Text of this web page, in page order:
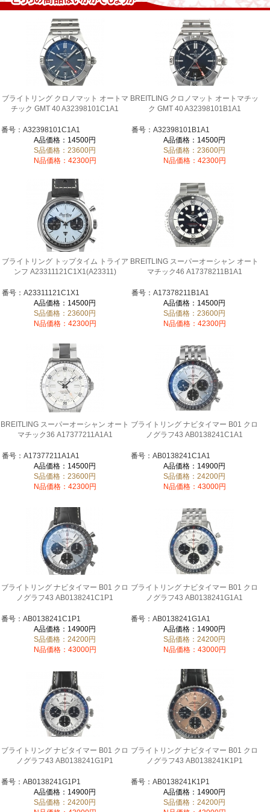
ブライトリング クロノマット オートマ
チック GMT 40 A32398101C1A1
番号：A32398101C1A1
A品価格：14500円
S品価格：23600円
N品価格：42300円
BREITLING クロノマット オートマチッ
ク GMT 40 A32398101B1A1
番号：A32398101B1A1
A品価格：14500円
S品価格：23600円
N品価格：42300円
ブライトリング トップタイム トライア
ンフ A23311121C1X1(A23311)
番号：A23311121C1X1
A品価格：14500円
S品価格：23600円
N品価格：42300円
BREITLING スーパーオーシャン オート
マチック46 A17378211B1A1
番号：A17378211B1A1
A品価格：14500円
S品価格：23600円
N品価格：42300円
BREITLING スーパーオーシャン オート
マチック36 A17377211A1A1
番号：A17377211A1A1
A品価格：14500円
S品価格：23600円
N品価格：42300円
ブライトリング ナビタイマー B01 クロ
ノグラフ43 AB0138241C1A1
番号：AB0138241C1A1
A品価格：14900円
S品価格：24200円
N品価格：43000円
ブライトリング ナビタイマー B01 クロ
ノグラフ43 AB0138241C1P1
番号：AB0138241C1P1
A品価格：14900円
S品価格：24200円
N品価格：43000円
ブライトリング ナビタイマー B01 クロ
ノグラフ43 AB0138241G1A1
番号：AB0138241G1A1
A品価格：14900円
S品価格：24200円
N品価格：43000円
ブライトリング ナビタイマー B01 クロ
ノグラフ43 AB0138241G1P1
番号：AB0138241G1P1
A品価格：14900円
S品価格：24200円
ブライトリング ナビタイマー B01 クロ
ノグラフ43 AB0138241K1P1
番号：AB0138241K1P1
A品価格：14900円
S品価格：24200円